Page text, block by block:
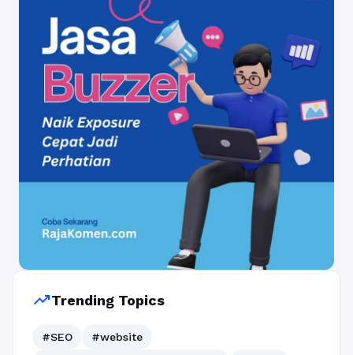
trending_upTrending Topics
#SEO
#website